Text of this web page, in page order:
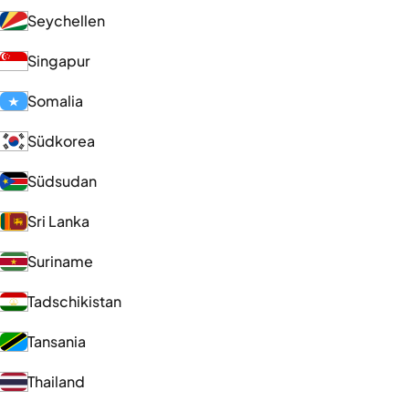
Seychellen
Singapur
Somalia
Südkorea
Südsudan
Sri Lanka
Suriname
Tadschikistan
Tansania
Thailand